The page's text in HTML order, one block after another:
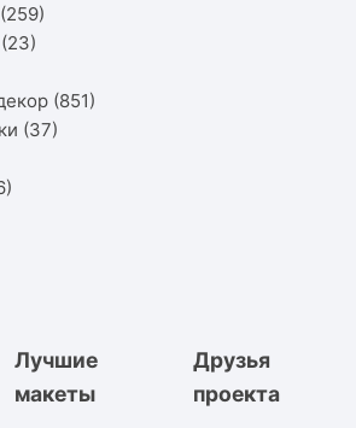
(259)
(23)
(851)
(37)
Лучшие
макеты
Друзья
проекта